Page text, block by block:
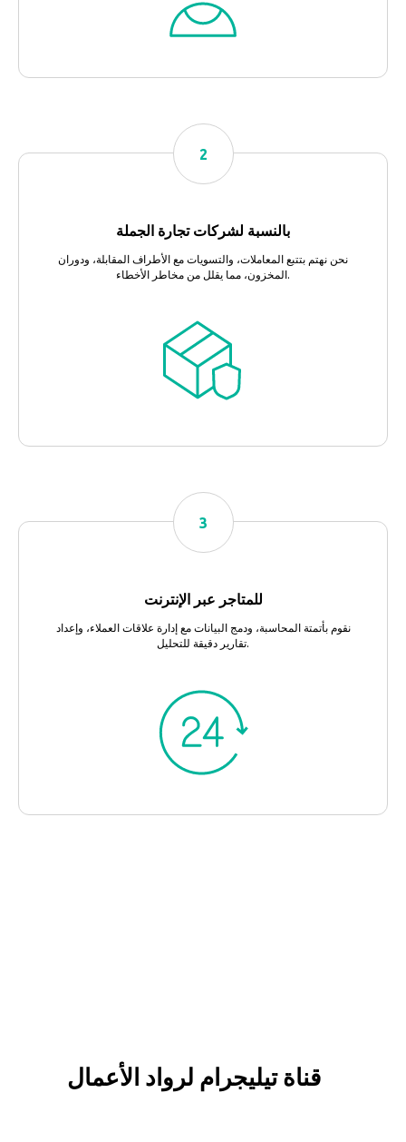
بالنسبة لشركات تجارة الجملة
نحن نهتم بتتبع المعاملات، والتسويات مع الأطراف المقابلة، ودوران
المخزون، مما يقلل من مخاطر الأخطاء.
للمتاجر عبر الإنترنت
نقوم بأتمتة المحاسبة، ودمج البيانات مع إدارة علاقات العملاء، وإعداد
تقارير دقيقة للتحليل.
قناة تيليجرام لرواد الأعمال